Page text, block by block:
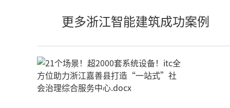
更多浙江智能建筑成功案例